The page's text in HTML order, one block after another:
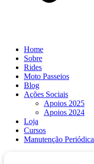
Home
Sobre
Rides
Moto Passeios
Blog
Ações Sociais
Apoios 2025
Apoios 2024
Loja
Cursos
Manutenção Periódica